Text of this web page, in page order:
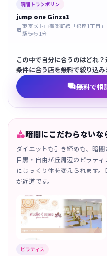
暗闇トランポリン
jump one Ginza1

東京メトロ有楽町線「銀座1丁目」
駅徒歩1分
この中で自分に合うのはどれ？
条件に合う店を無料で絞り込み
無料で相
暗闇にこだわらないな
ダイエットも引き締めも、暗
目黒・自由が丘周辺のピラテ
にじっくり体を変えられます
が近道です。
ピラティス